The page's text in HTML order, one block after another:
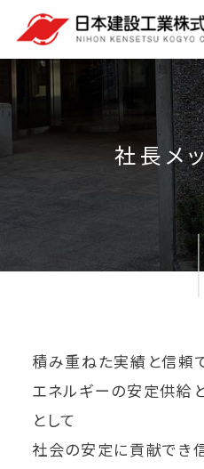
社長メ
積み重ねた実績と信頼
エネルギーの安定供給
として
社会の安定に貢献でき